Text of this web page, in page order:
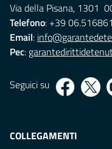
Via della Pisana, 1301
Telefono: +39
Email:
Pec:
Seguici su
COLLEGAMENTI